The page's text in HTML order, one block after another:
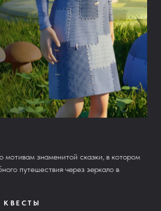
знаменитой сказки, в котором
путешествия через зеркало в